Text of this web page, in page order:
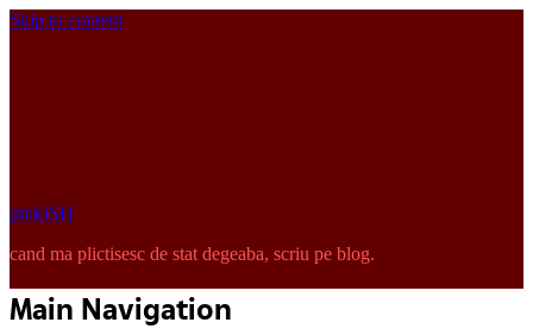
Skip to content
pinkISH
cand ma plictisesc de stat degeaba, scriu pe blog.
Main Navigation